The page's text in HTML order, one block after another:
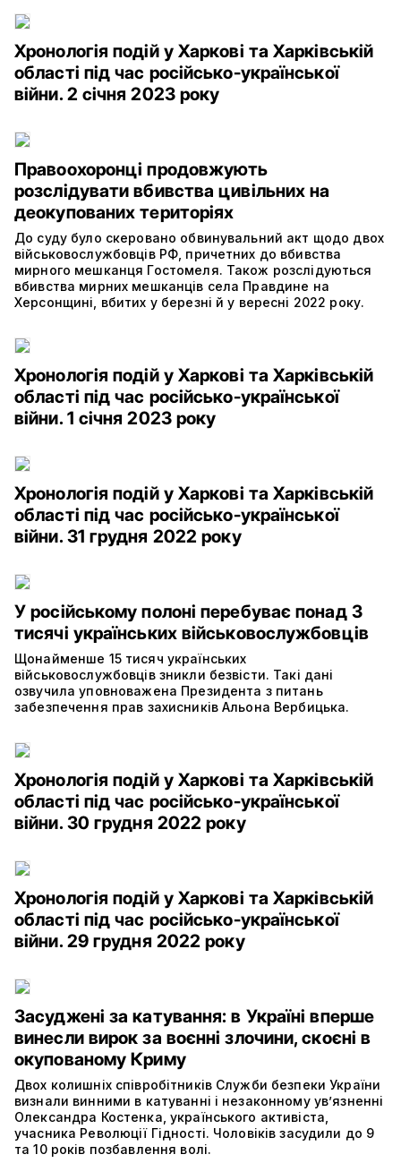
Хронологія подій у Харкові та Харківській
області під час російсько-української
війни. 2 січня 2023 року
Правоохоронці продовжують
розслідувати вбивства цивільних на
деокупованих територіях
До суду було скеровано обвинувальний акт щодо двох
військовослужбовців РФ, причетних до вбивства
мирного мешканця Гостомеля. Також розслідуються
вбивства мирних мешканців села Правдине на
Херсонщині, вбитих у березні й у вересні 2022 року.
Хронологія подій у Харкові та Харківській
області під час російсько-української
війни. 1 січня 2023 року
Хронологія подій у Харкові та Харківській
області під час російсько-української
війни. 31 грудня 2022 року
У російському полоні перебуває понад 3
тисячі українських військовослужбовців
Щонайменше 15 тисяч українських
військовослужбовців зникли безвісти. Такі дані
озвучила уповноважена Президента з питань
забезпечення прав захисників Альона Вербицька.
Хронологія подій у Харкові та Харківській
області під час російсько-української
війни. 30 грудня 2022 року
Хронологія подій у Харкові та Харківській
області під час російсько-української
війни. 29 грудня 2022 року
Засуджені за катування: в Україні вперше
винесли вирок за воєнні злочини, скоєні в
окупованому Криму
Двох колишніх співробітників Служби безпеки України
визнали винними в катуванні і незаконному ув’язненні
Олександра Костенка, українського активіста,
учасника Революції Гідності. Чоловіків засудили до 9
та 10 років позбавлення волі.